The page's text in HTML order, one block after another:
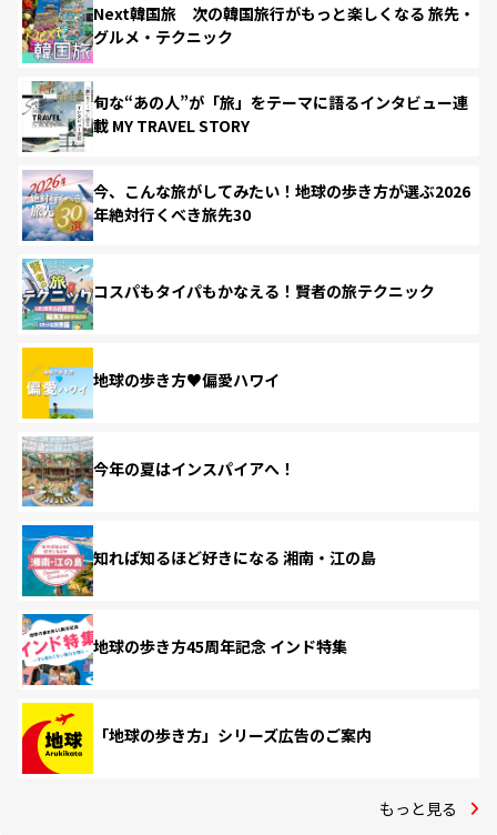
Next韓国旅 次の韓国旅行がもっと楽しくなる 旅先・
グルメ・テクニック
旬な“あの人”が「旅」をテーマに語るインタビュー連
載 MY TRAVEL STORY
今、こんな旅がしてみたい！地球の歩き方が選ぶ2026
年絶対行くべき旅先30
コスパもタイパもかなえる！賢者の旅テクニック
地球の歩き方♥偏愛ハワイ
今年の夏はインスパイアへ！
知れば知るほど好きになる 湘南・江の島
地球の歩き方45周年記念 インド特集
「地球の歩き方」シリーズ広告のご案内
もっと見る